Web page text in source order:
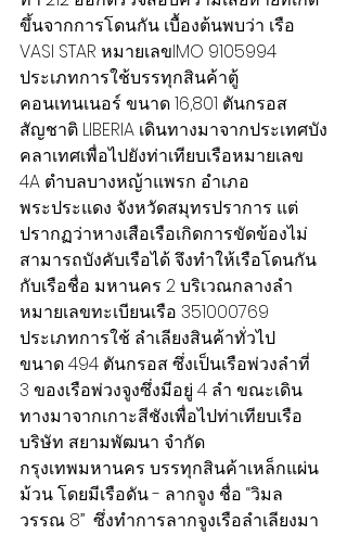
ขึ้นจากการโดนกัน เบื้องต้นพบว่า เรือ
VASI STAR หมายเลขIMO 9105994
ประเภทการใช้บรรทุกสินค้าตู้
คอนเทนเนอร์ ขนาด 16,801 ตันกรอส
สัญชาติ LIBERIA เดินทางมาจากประเทศบัง
คลาเทศเพื่อไปยังท่าเทียบเรือหมายเลข
4A ตำบลบางหญ้าแพรก อำเภอ
พระประแดง จังหวัดสมุทรปราการ แต่
ปรากฏว่าหางเสือเรือเกิดการขัดข้องไม่
สามารถบังคับเรือได้ จึงทำให้เรือโดนกัน
กับเรือชื่อ มหานคร 2 บริเวณกลางลำ
หมายเลขทะเบียนเรือ 351000769
ประเภทการใช้ ลำเลียงสินค้าทั่วไป
ขนาด 494 ตันกรอส ซึ่งเป็นเรือพ่วงลำที่
3 ของเรือพ่วงจูงซึ่งมีอยู่ 4 ลำ ขณะเดิน
ทางมาจากเกาะสีชังเพื่อไปท่าเทียบเรือ
บริษัท สยามพัฒนา จำกัด
กรุงเทพมหานคร บรรทุกสินค้าเหล็กแผ่น
ม้วน โดยมีเรือดัน - ลากจูง ชื่อ “วิมล
วรรณ 8”  ซึ่งทำการลากจูงเรือลำเลียงมา